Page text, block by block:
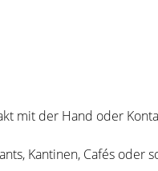
mit der Hand oder
Kantinen, Cafés oder